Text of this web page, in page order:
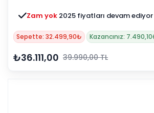
Zam yok 2025 fiyatları devam ediyor
Sepette: 32.499,90₺ Kazancınız:
₺36.111,00 39.990,00 TL